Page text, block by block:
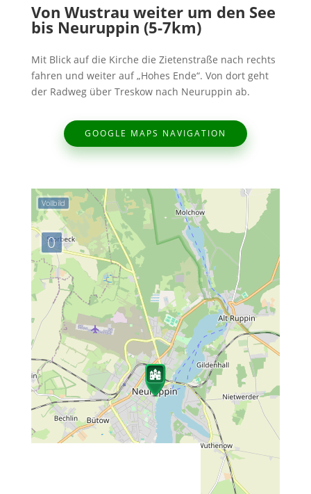
Von Wustrau weiter um den See
bis Neuruppin (5-7km)
Mit Blick auf die Kirche die Zietenstraße nach rechts
fahren und weiter auf „Hohes Ende“. Von dort geht
der Radweg über Treskow nach Neuruppin ab.
GOOGLE MAPS NAVIGATION
0
Vollbild